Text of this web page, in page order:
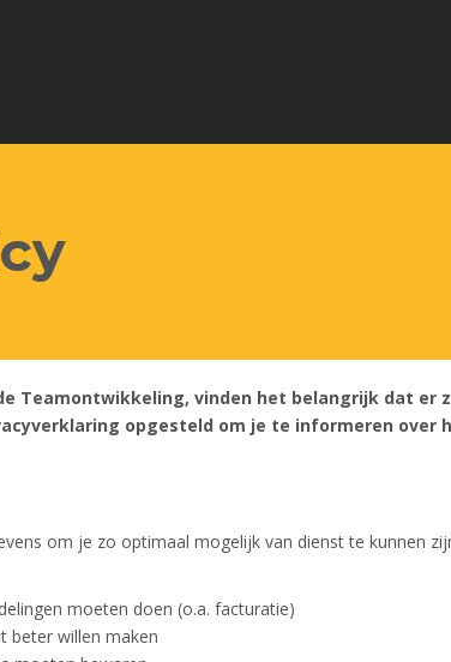
Teamontwikkeling, vinden het belangrijk dat
opgesteld om je te informeren over
om je zo optimaal mogelijk van dienst te kunnen
moeten doen (o.a. facturatie)
beter willen maken